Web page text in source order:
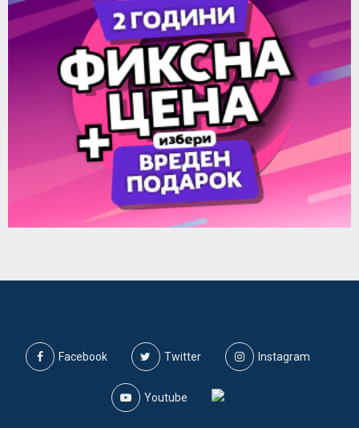
Facebook Twitter Instagram
Youtube